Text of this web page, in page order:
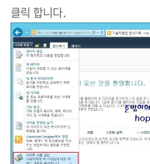
클릭 합니다.​​​